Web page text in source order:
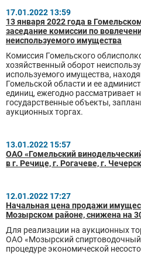
17.01.2022 13:59
13 января 2022 года в
заседание комиссии по
неиспользуемого имущества
Комиссия Гомельского
хозяйственный оборот
используемого имущества,
Гомельской области и ее
единиц, ежегодно рассматривает
государственные объекты,
аукционных торгах.
13.01.2022 15:57
ОАО «Гомельский
в г. Речице, г. Рогачеве, г.
12.01.2022 17:27
Начальная цена продажи
Мозырском районе, снижена на
Для реализации на аукционных
ОАО «Мозырский спиртоводочный
процедуре экономической